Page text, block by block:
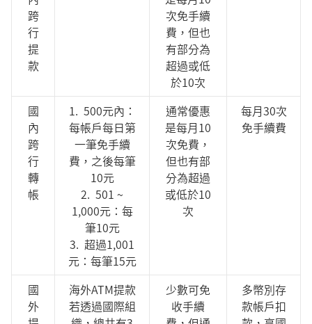
跨
行
提
款
次免手續
費，但也
有部分為
超過或低
於10次
國
內
跨
行
轉
帳
1. 500元內：
每帳戶每日第
一筆免手續
費，之後每筆
10元
2. 501 ~
1,000元：每
筆10元
3. 超過1,001
元：每筆15元
通常優惠
是每月10
次免費，
但也有部
分為超過
或低於10
次
每月30次
免手續費
國
外
海外ATM提款
若透過國際組
少數可免
收手續
多幣別存
款帳戶扣